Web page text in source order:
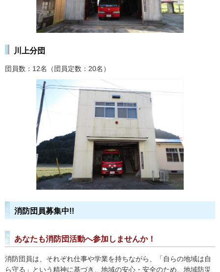
川上分団
団員数：12名（団員定数：20名）
消防団員募集中!!
あなたも消防団活動へ参加しませんか！
消防団員は、それぞれ仕事や学業を持ちながら、「自らの地域は自
ら守る」という精神に基づき、地域の安心・安全のため、地域防災